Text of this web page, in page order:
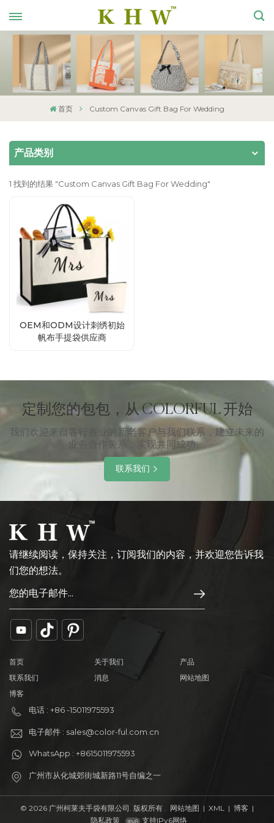
首页 Custom Canvas Gift Bag For Wedding
产品类别
1 找到的结果 "Custom Canvas Gift Bag For Wedding"
OEM和ODM设计刺绣初始
帆布手提袋供应商
定制您的包包，从 COLORFUL 开始
我们欢迎来自各行各业的新老客户与我们联系，建立未来的
业务合作关系，实现共同成功。
联系我们
请继续阅读，保持关注，订阅我们的内容，并欢迎您告诉我
们您的想法。
首页 关于我们
产品
联系我们
消息
网站地图
博客
电话 : +86 -15011975593
电子邮件 : sales@color-ful.com.cn
WhatsApp : +8615011975593
广州市从化城郊街城新路11号自编之一
© 2026 广州柯莱夫手袋有限公司. 版权所有 . 网站地图 | XML | 博客 |
隐私政策
支持IPv6网络